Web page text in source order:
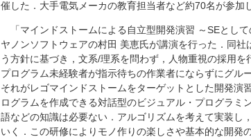
催した．大手電気メーカの教育担当者など約70名が参加
「マインドストームによる自立型開発演習 ～SEとし
ヤノンソフトウェアの村田 美恵氏が講演を行った．同
う方針に基づき，文系/理系を問わず，人物重視の採用
プログラム未経験者が指示待ちの作業者にならずにグル
それがレゴマインドストームをターゲットとした開発演
ログラムを作成できる対話型のビジュアル・プログラミ
語などの知識は必要ない．アルゴリズムを考えて実装し
いく．この研修によりモノ作りの楽しさや基本的な開発